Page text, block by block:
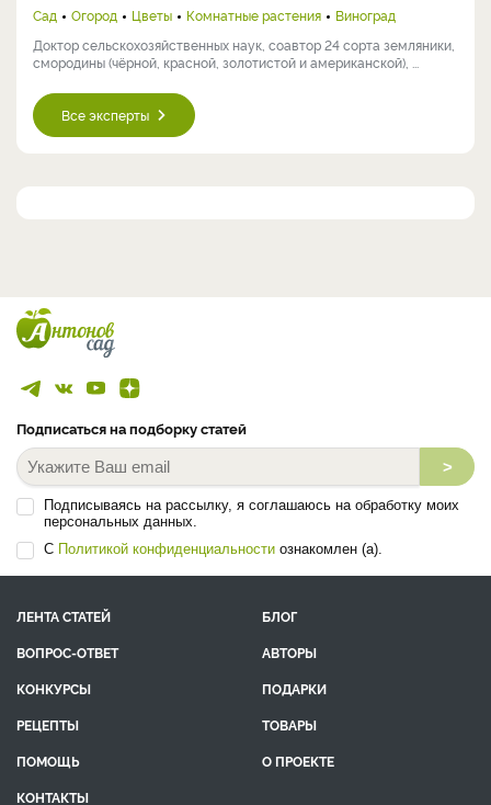
Сад Огород Цветы Комнатные растения
Виноград
Доктор сельскохозяйственных наук, соавтор 24 сорта земляники,
смородины (чёрной, красной, золотистой и американской), ...
Все эксперты
Подписаться на подборку статей
>
Подписываясь на рассылку, я соглашаюсь на обработку моих
персональных данных.
С Политикой конфиденциальности ознакомлен (а).
ЛЕНТА СТАТЕЙ
БЛОГ
ВОПРОС-ОТВЕТ
АВТОРЫ
КОНКУРСЫ
ПОДАРКИ
РЕЦЕПТЫ
ТОВАРЫ
ПОМОЩЬ
О ПРОЕКТЕ
КОНТАКТЫ